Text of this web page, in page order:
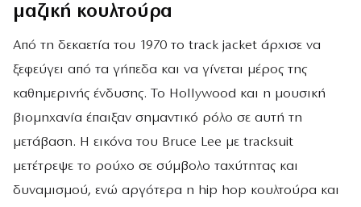
μαζική κουλτούρα
Από τη δεκαετία του 1970 το track jacket άρχισε να
ξεφεύγει από τα γήπεδα και να γίνεται μέρος της
καθημερινής ένδυσης. Το Hollywood και η μουσική
βιομηχανία έπαιξαν σημαντικό ρόλο σε αυτή τη
μετάβαση. Η εικόνα του Bruce Lee με tracksuit
μετέτρεψε το ρούχο σε σύμβολο ταχύτητας και
δυναμισμού, ενώ αργότερα η hip hop κουλτούρα και